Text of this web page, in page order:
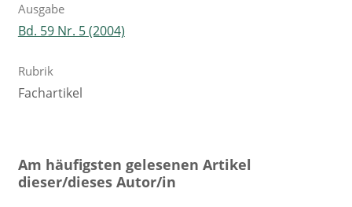
Ausgabe
Bd. 59 Nr. 5 (2004)
Rubrik
Fachartikel
Am häufigsten gelesenen Artikel
dieser/dieses Autor/in